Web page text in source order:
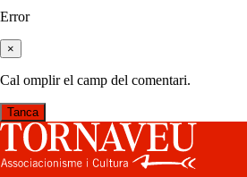
Error
×
Cal omplir el camp del comentari.
Tanca